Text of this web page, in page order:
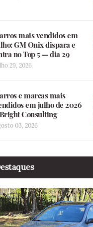
mais vendidos em
GM Onix dispara e
no Top 5 — dia 29
29, 2026
e marcas mais
em julho de 2026
Consulting
03, 2026